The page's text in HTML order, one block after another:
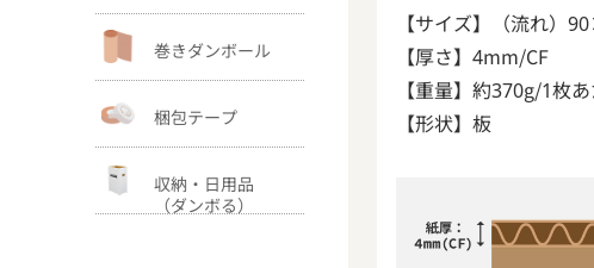
巻きダンボール
梱包テープ
収納・日用品
（ダンボる）
【サイズ】（流れ）
【厚さ】4mm/CF
【重量】約370g/1枚
【形状】板